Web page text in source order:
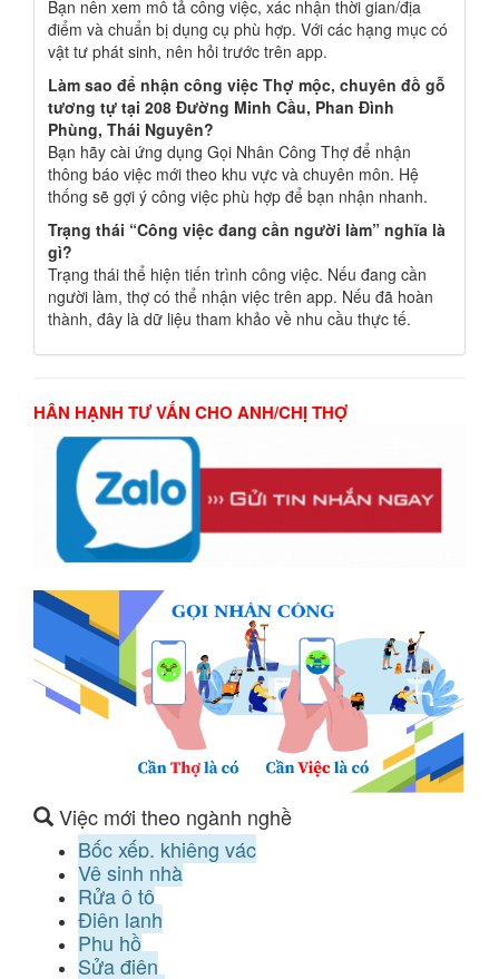
Bạn nên xem mô tả công việc, xác nhận thời gian/địa
điểm và chuẩn bị dụng cụ phù hợp. Với các hạng mục có
vật tư phát sinh, nên hỏi trước trên app.
Làm sao để nhận công việc Thợ mộc, chuyên đồ gỗ
tương tự tại 208 Đường Minh Cầu, Phan Đình
Phùng, Thái Nguyên?
Bạn hãy cài ứng dụng Gọi Nhân Công Thợ để nhận
thông báo việc mới theo khu vực và chuyên môn. Hệ
thống sẽ gợi ý công việc phù hợp để bạn nhận nhanh.
Trạng thái “Công việc đang cần người làm” nghĩa là
gì?
Trạng thái thể hiện tiến trình công việc. Nếu đang cần
người làm, thợ có thể nhận việc trên app. Nếu đã hoàn
thành, đây là dữ liệu tham khảo về nhu cầu thực tế.
HÂN HẠNH TƯ VẤN CHO ANH/CHỊ THỢ
Việc mới theo ngành nghề
Bốc xếp, khiêng vác
Vệ sinh nhà
Rửa ô tô
Điện lạnh
Phụ hồ
Sửa điện